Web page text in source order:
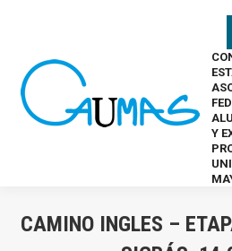
Y
CAMINO INGLES –